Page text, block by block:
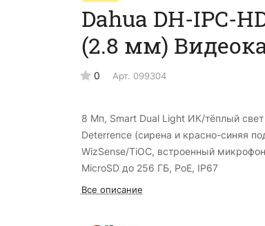
Dahua DH-IPC-
(2.8 мм)
0 Арт. 099304
8 Мп, Smart Dual Light ИК/тёплый
Deterrence (сирена и красно-синяя
WizSense/TiOC, встроенный
MicroSD до 256 ГБ, PoE, IP67
Все описание